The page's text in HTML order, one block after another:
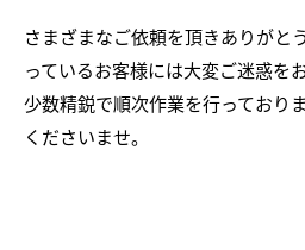
さまざまなご依頼を頂きありがと
っているお客様には大変ご迷惑を
少数精鋭で順次作業を行っており
くださいませ。